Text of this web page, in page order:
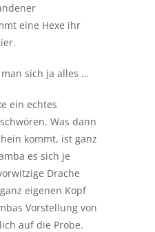
eine Hexe ihr
sich ja alles …
ein echtes
Was dann
kommt, ist ganz
es sich je
Drache
eigenen Kopf
Vorstellung von
auf die Probe.